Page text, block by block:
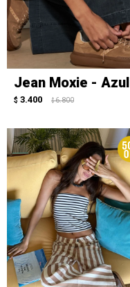
Jean Moxie - Azul
$ 3.400 $ 6.800